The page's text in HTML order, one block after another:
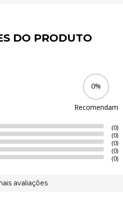
DO PRODUTO
0%
Recomendam
(0)
(0)
(0)
(0)
(0)
avaliações